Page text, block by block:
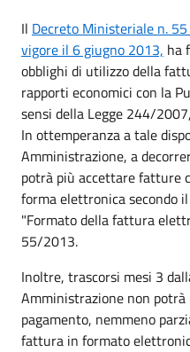
Il Decreto Ministeriale n.
vigore il 6 giugno 2013, ha
obblighi di utilizzo della
rapporti economici con la
sensi della Legge 244/
In ottemperanza a tale
Amministrazione, a
potrà più accettare fatture
forma elettronica secondo
"Formato della fattura
55/2013.
Inoltre, trascorsi mesi 3
Amministrazione non potrà
pagamento, nemmeno
fattura in formato